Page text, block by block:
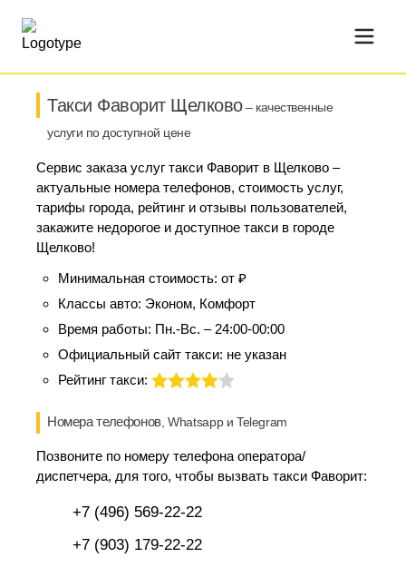
Такси Фаворит Щелково– качественные
услуги по доступной цене
Сервис заказа услуг такси Фаворит в Щелково –
актуальные номера телефонов, стоимость услуг,
тарифы города, рейтинг и отзывы пользователей,
закажите недорогое и доступное такси в городе
Щелково!
Минимальная стоимость: от ₽
Классы авто: Эконом, Комфорт
Время работы: Пн.-Вс. – 24:00-00:00
Официальный сайт такси: не указан
Рейтинг такси:
Номера телефонов, Whatsapp и Telegram
Позвоните по номеру телефона оператора/
диспетчера, для того, чтобы вызвать такси Фаворит:
+7 (496) 569-22-22
+7 (903) 179-22-22